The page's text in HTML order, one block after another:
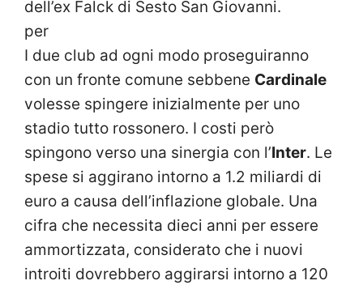
dell’ex Falck di Sesto San Giovanni.
per
I due club ad ogni modo proseguiranno
con un fronte comune sebbene Cardinale
volesse spingere inizialmente per uno
stadio tutto rossonero. I costi però
spingono verso una sinergia con l’Inter. Le
spese si aggirano intorno a 1.2 miliardi di
euro a causa dell’inflazione globale. Una
cifra che necessita dieci anni per essere
ammortizzata, considerato che i nuovi
introiti dovrebbero aggirarsi intorno a 120